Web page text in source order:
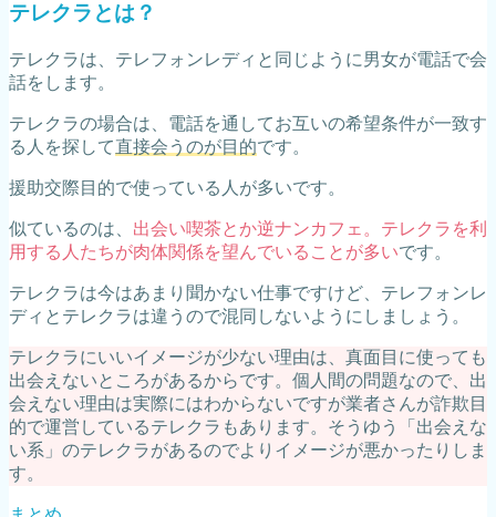
テレクラとは？
テレクラは、テレフォンレディと同じように男女が電話で会
話をします。
テレクラの場合は、電話を通してお互いの希望条件が一致す
る人を探して直接会うのが目的です。
援助交際目的で使っている人が多いです。
似ているのは、 出会い喫茶とか逆ナンカフェ。テレクラを利
用する人たちが肉体関係を望んでいることが多いです。
テレクラは今はあまり聞かない仕事ですけど、テレフォンレ
ディとテレクラは違うので混同しないようにしましょう。
テレクラにいいイメージが少ない理由は、真面目に使っても
出会えないところがあるからです。個人間の問題なので、出
会えない理由は実際にはわからないですが業者さんが詐欺目
的で運営しているテレクラもあります。そうゆう「出会えな
い系」のテレクラがあるのでよりイメージが悪かったりしま
す。